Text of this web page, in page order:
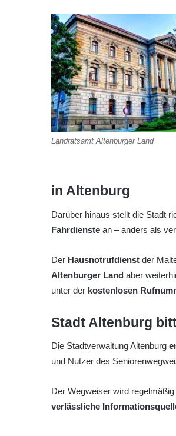
Landratsamt Altenburger Land
in Altenburg
Darüber hinaus stellt die Stadt
Fahrdienste an – anders als
Der Hausnotrufdienst der
Altenburger Land aber
unter der kostenlosen
Stadt Altenburg
Die Stadtverwaltung Altenburg
und Nutzer des
Der Wegweiser wird
verlässliche